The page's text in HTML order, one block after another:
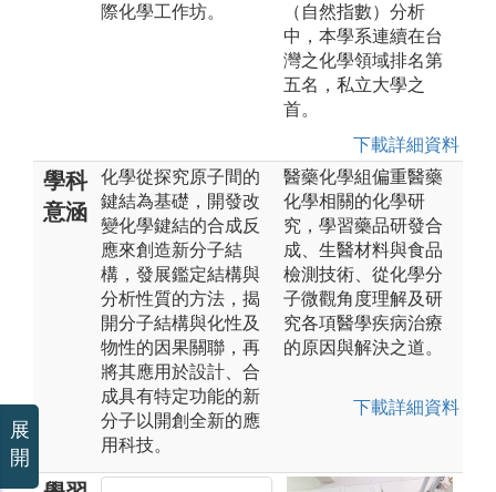
際化學工作坊。
（自然指數）分析
中，本學系連續在台
灣之化學領域排名第
五名，私立大學之
首。
下載詳細資料
學科
意涵
化學從探究原子間的
鍵結為基礎，開發改
變化學鍵結的合成反
應來創造新分子結
構，發展鑑定結構與
分析性質的方法，揭
開分子結構與化性及
物性的因果關聯，再
將其應用於設計、合
成具有特定功能的新
分子以開創全新的應
用科技。
醫藥化學組偏重醫藥
化學相關的化學研
究，學習藥品研發合
成、生醫材料與食品
檢測技術、從化學分
子微觀角度理解及研
究各項醫學疾病治療
的原因與解決之道。
下載詳細資料
展
開